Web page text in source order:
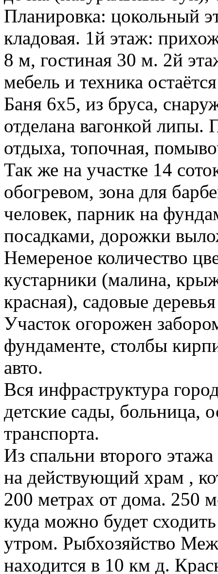
Планировка: цокольный
кладовая. 1й этаж:
8 м, гостиная 30 м. 2й
мебель и техника
Баня 6х5, из бруса,
отделана вагонкой липы.
отдыха, топочная,
Так же на участке 14
обогревом, зона для
человек, парник на
посадками, дорожки
Немереное количество
кустарники (малина,
красная), садовые
Участок огорожен
фундаменте, столбы
авто.
Вся инфраструктура
детские сады, больница,
транспорта.
Из спальни второго
на действующий храм ,
200 метрах от дома. 250
куда можно будет
утром. Рыбхозяйство
находится в 10 км д.